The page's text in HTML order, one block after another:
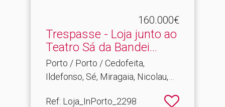
160.000€
Trespasse - Loja junto ao
Teatro Sá da Bandei.​..
Porto / Porto / Cedofeita,
Ildefonso, Sé, Miragaia, Nicolau,
Ref: Loja_InPorto_2298